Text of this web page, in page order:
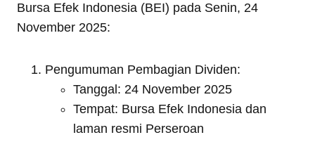
Bursa Efek Indonesia (BEI) pada Senin, 24
November 2025:
Pengumuman Pembagian Dividen:
Tanggal: 24 November 2025
Tempat: Bursa Efek Indonesia dan
laman resmi Perseroan